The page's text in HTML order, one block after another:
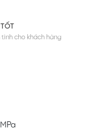
cho khách hàng